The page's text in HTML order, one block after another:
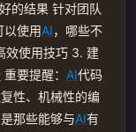
的结果 针对团队
以使用AI，哪些不
效使用技巧 3. 建
要提醒： AI代码
性、机械性的编
那些能够与AI有